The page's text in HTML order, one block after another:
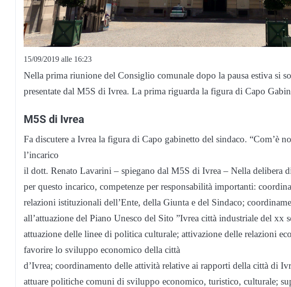
15/09/2019 alle 16:23
Nella prima riunione del Consiglio comunale dopo la pausa estiva si
presentate dal M5S di Ivrea. La prima riguarda la figura di Capo
M5S di Ivrea
Fa discutere a Ivrea la figura di Capo gabinetto del sindaco. “Com’è
l’incarico
il dott. Renato Lavarini – spiegano dal M5S di Ivrea – Nella delibera
per questo incarico, competenze per responsabilità importanti:
relazioni istituzionali dell’Ente, della Giunta e del Sindaco;
all’attuazione del Piano Unesco del Sito ”Ivrea città industriale del xx
attuazione delle linee di politica culturale; attivazione delle relazioni
favorire lo sviluppo economico della città
d’Ivrea; coordinamento delle attività relative ai rapporti della città di
attuare politiche comuni di sviluppo economico, turistico, culturale;